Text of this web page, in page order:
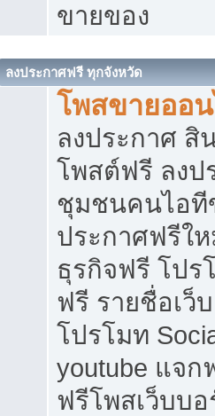
ขายของ
ลงประกาศฟรี ทุกจังหวัด
โพสขายออ
ลงประกาศ สิ
โพสต์ฟรี ลงป
ชุมชนคนไอที
ประกาศฟรีใ
ธุรกิจฟรี โป
ฟรี รายชื่อเว็
โปรโมท
youtube แจก
ฟรีโพสเว็บบอ